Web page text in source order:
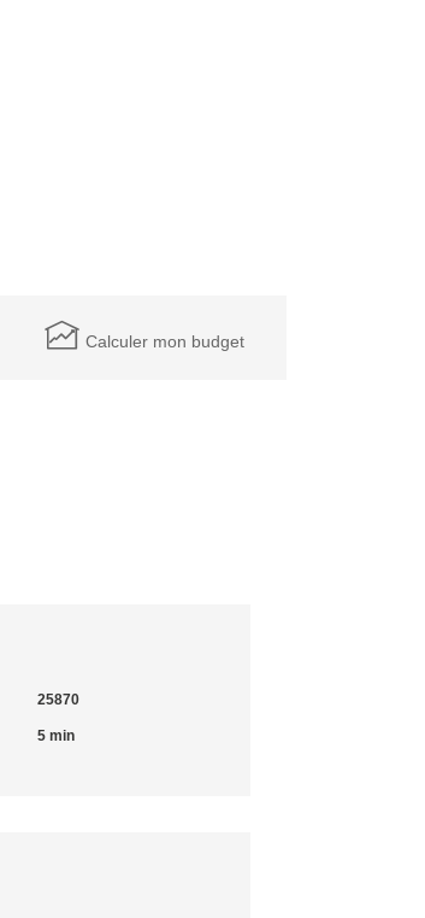
Calculer mon budget
25870
5 min